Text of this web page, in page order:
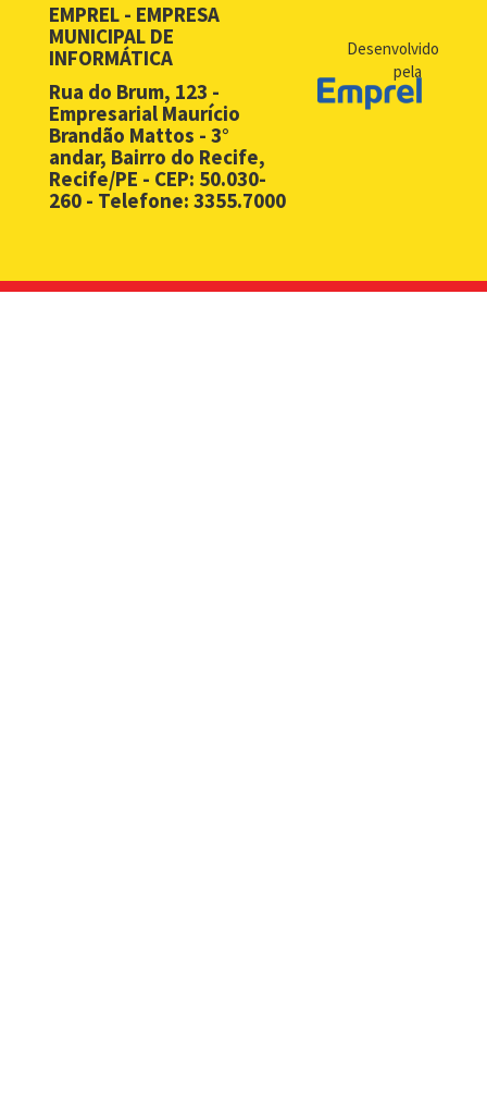
BPM - Cadastro Simplificado para Contribuintes de Outros
BPM - Desbloqueio de Senha Web - PF
BPM - Desbloqueio de Senha Web - PJ
BPM - Licença Premio
BPM - Monitoramento Áreas de Risco
EMPREL - EMPRESA
MUNICIPAL DE
INFORMÁTICA
Rua do Brum, 123 -
Empresarial Maurício
Brandão Mattos - 3°
andar, Bairro do Recife,
Recife/PE - CEP: 50.030-
260 - Telefone: 3355.7000
Desenvolvido
pela